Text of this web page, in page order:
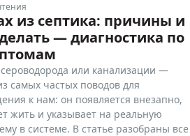
из септика: причины и
— диагностика по
или канализации —
самых частых поводов для
к нам: он появляется внезапно,
жить и указывает на реальную
в системе. В статье разобраны все